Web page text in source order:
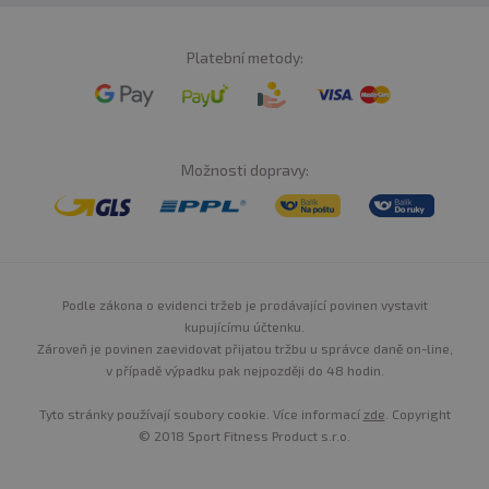
kreatinu denně v období tréninku a v netréninkový
den kdykoliv během dne.
Tato metoda není tolik
a nasycovací fáze, jen trochu pomaleji.
KDY?
Kreatin je svalový energizér,
který přímo zvyšuje výkon
svalů. Látka, která podporuje růst čiré svalové hmoty a
nepřímo snižuje hladinu podkožního tuku. Ale víte jak ho
užívat, kolik a kdy?
Platební metody:
Možnosti dopravy:
Podle zákona o evidenci tržeb je prodávající povinen vystavit
kupujícímu účtenku.
Zároveň je povinen zaevidovat přijatou tržbu u správce daně on-line,
v případě výpadku pak nejpozději do 48 hodin.
Tyto stránky používají soubory cookie. Více informací zde . Copyright
© 2018 Sport Fitness Product s.r.o.